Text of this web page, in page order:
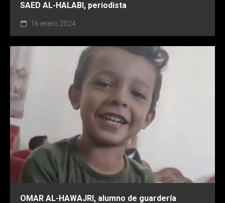
SAED AL-HALABI, periodista
16 enero 2024
OMAR AL-HAWAJRI, alumno de guardería